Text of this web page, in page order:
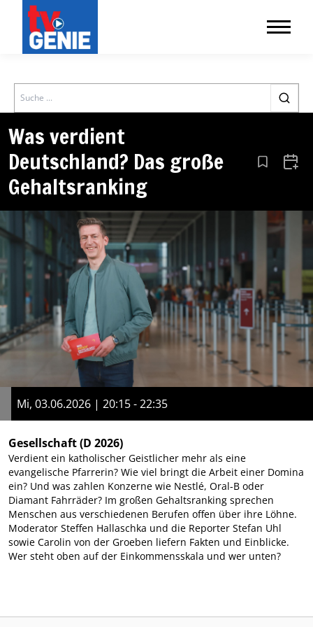
Search
Was verdient
Deutschland? Das große
Gehaltsranking
Aus den
Mi, 03.06.2026 | 20:15 - 22:35
Gesellschaft(D 2026)
Verdient ein katholischer Geistlicher mehr als eine
evangelische Pfarrerin? Wie viel bringt die Arbeit einer Domina
ein? Und was zahlen Konzerne wie Nestlé, Oral-B oder
Diamant Fahrräder? Im großen Gehaltsranking sprechen
Menschen aus verschiedenen Berufen offen über ihre Löhne.
Moderator Steffen Hallaschka und die Reporter Stefan Uhl
sowie Carolin von der Groeben liefern Fakten und Einblicke.
Wer steht oben auf der Einkommensskala und wer unten?